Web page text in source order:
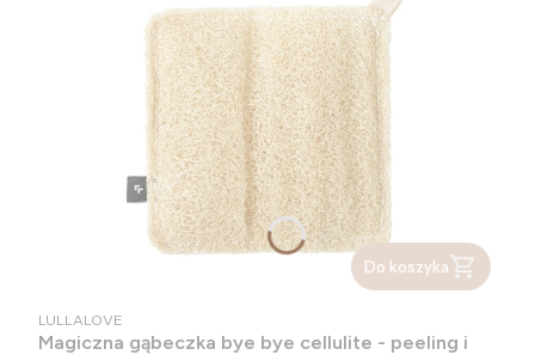
Do koszyka
PRODUCENT
LULLALOVE
Magiczna gąbeczka bye bye cellulite - peeling i